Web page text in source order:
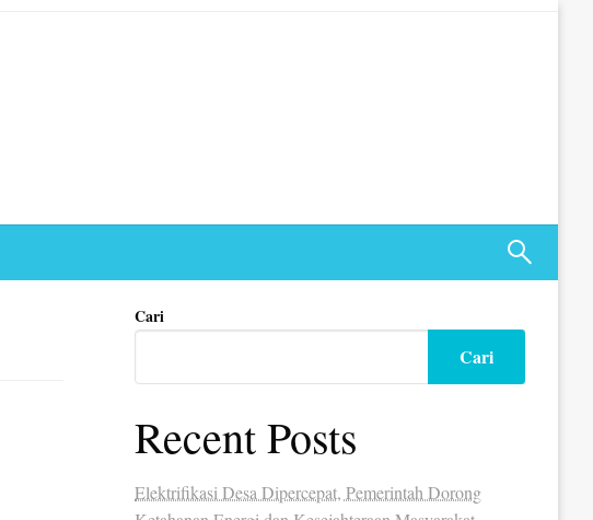
Cari
Cari
Recent Posts
Elektrifikasi Desa Dipercepat, Pemerintah Dorong